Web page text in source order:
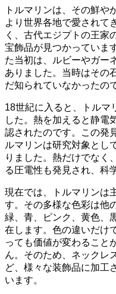
トルマリンは、その鮮や
より世界各地で愛されて
く
、古代エジプトの王家
宝飾品が見つかっていま
た当初は、ルビーやガー
ありました。当時はその
だ知られていなかったの
18世紀に入ると、トルマ
した。 熱を加えると静電
認されたのです。この発
ルマリンは研究対象とし
りました。熱だけでなく
る圧電性も発見され、 科
現在では、トルマリンは
す。その多様な色彩は他
緑、青、ピンク、黄色、
在します。色の違いだけ
っても価値が変わること
ん。そのため、ネックレ
ど、様々な装飾品に加工
います。